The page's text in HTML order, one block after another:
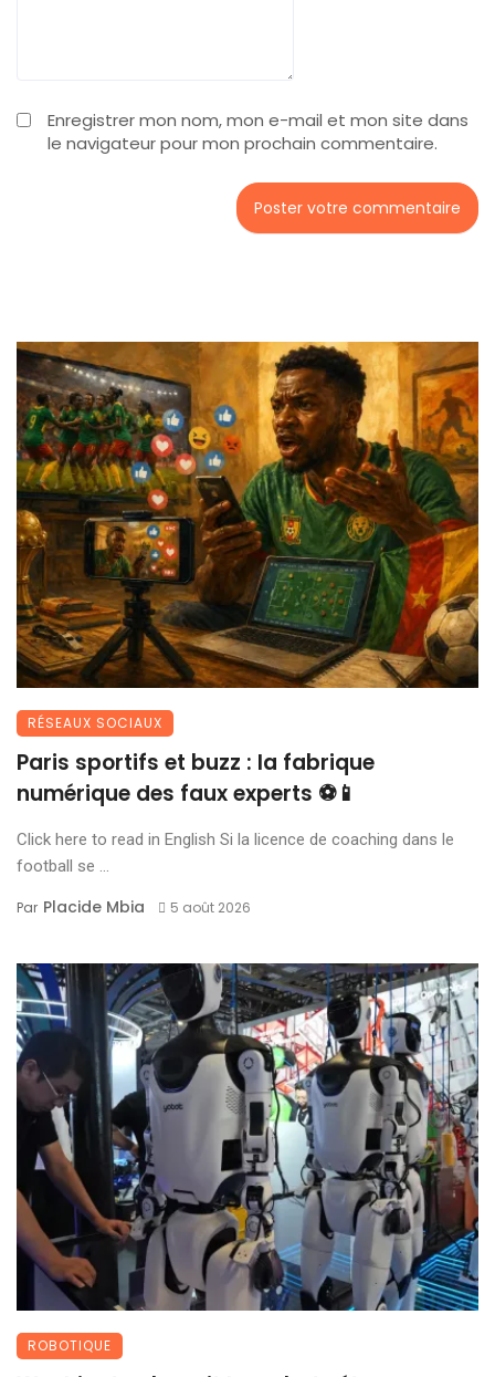
Enregistrer mon nom, mon e-mail et mon site dans
le navigateur pour mon prochain commentaire.
RÉSEAUX SOCIAUX
Paris sportifs et buzz : la fabrique
numérique des faux experts ⚽📱
Click here to read in English Si la licence de coaching dans le
football se ...
Par Placide Mbia 5 août 2026
ROBOTIQUE